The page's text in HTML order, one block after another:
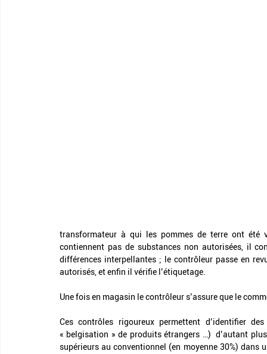
transformateur à qui les pommes de terre ont été
contiennent pas de substances non autorisées, il
différences interpellantes ; le contrôleur passe en
autorisés, et enfin il vérifie l’étiquetage.
Une fois en magasin le contrôleur s’assure que le
Ces contrôles rigoureux permettent d’identifier
« belgisation » de produits étrangers …)  d’autant
supérieurs au conventionnel (en moyenne 30%) dans